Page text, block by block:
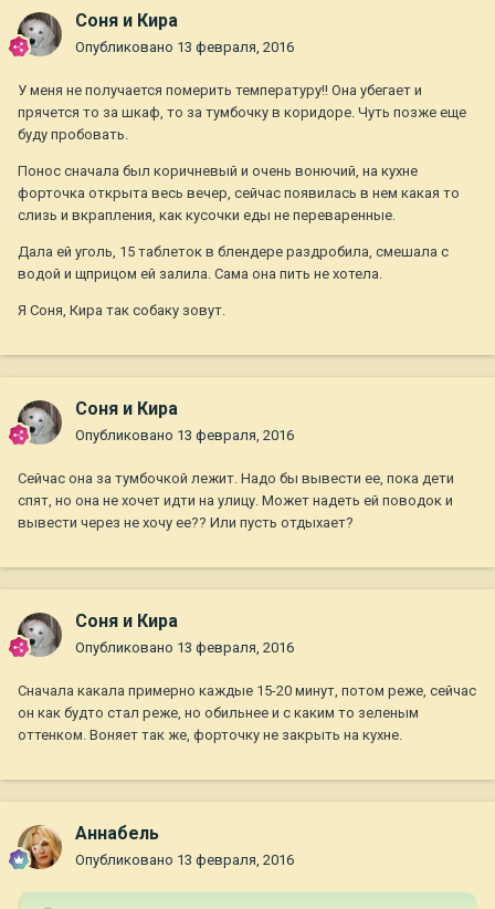
Соня и Кира
Опубликовано 13 февраля, 2016
У меня не получается померить температуру!! Она убегает и
прячется то за шкаф, то за тумбочку в коридоре. Чуть позже еще
буду пробовать.
Понос сначала был коричневый и очень вонючий, на кухне
форточка открыта весь вечер, сейчас появилась в нем какая то
слизь и вкрапления, как кусочки еды не переваренные.
Дала ей уголь, 15 таблеток в блендере раздробила, смешала с
водой и щприцом ей залила. Сама она пить не хотела.
Я Соня, Кира так собаку зовут.
Соня и Кира
Опубликовано 13 февраля, 2016
Сейчас она за тумбочкой лежит. Надо бы вывести ее, пока дети
спят, но она не хочет идти на улицу. Может надеть ей поводок и
вывести через не хочу ее?? Или пусть отдыхает?
Соня и Кира
Опубликовано 13 февраля, 2016
Сначала какала примерно каждые 15-20 минут, потом реже, сейчас
он как будто стал реже, но обильнее и с каким то зеленым
оттенком. Воняет так же, форточку не закрыть на кухне.
Aннaбель
Опубликовано 13 февраля, 2016